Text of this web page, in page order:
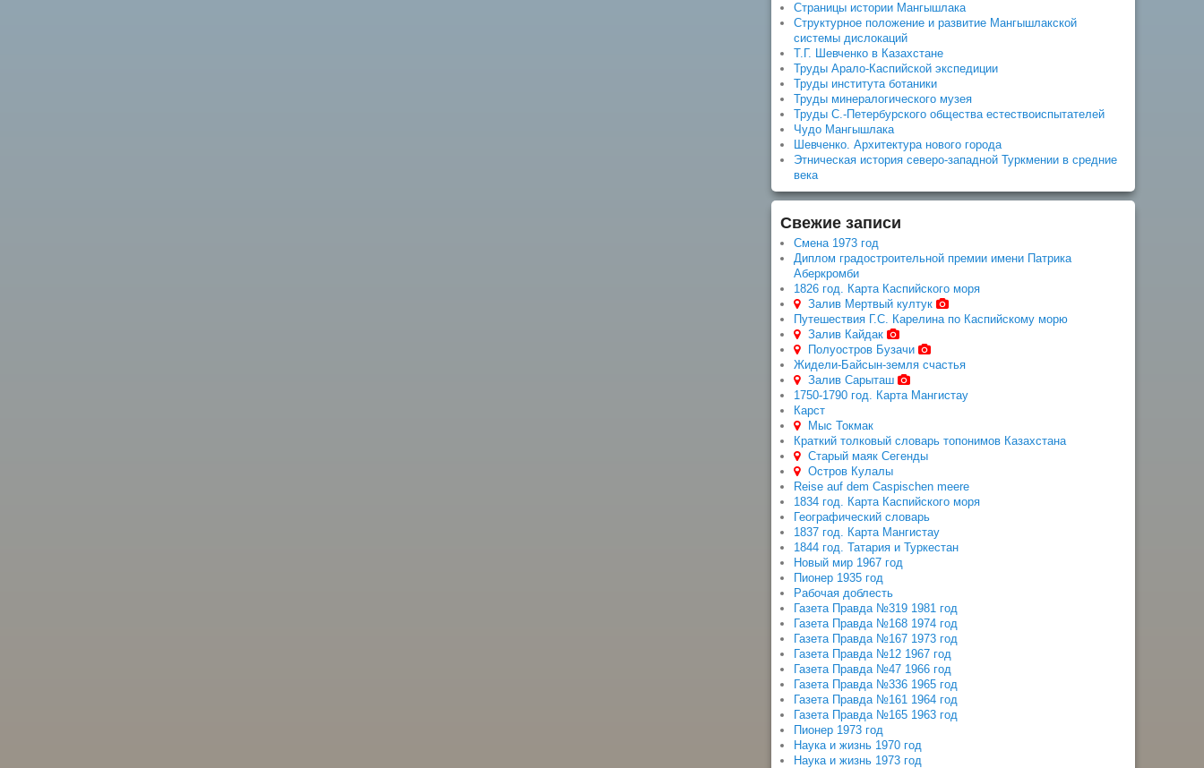
Страницы истории Мангышлака
Структурное положение и развитие Мангышлакской
системы дислокаций
Т.Г. Шевченко в Казахстане
Труды Арало-Каспийской экспедиции
Труды института ботаники
Труды минералогического музея
Труды С.-Петербурского общества естествоиспытателей
Чудо Мангышлака
Шевченко. Архитектура нового города
Этническая история северо-западной Туркмении в средние
века
Свежие записи
Смена 1973 год
Диплом градостроительной премии имени Патрика
Аберкромби
1826 год. Карта Каспийского моря
Залив Мертвый култук
Путешествия Г.С. Карелина по Каспийскому морю
Залив Кайдак
Полуостров Бузачи
Жидели-Байсын-земля счастья
Залив Сарыташ
1750-1790 год. Карта Мангистау
Карст
Мыс Токмак
Краткий толковый словарь топонимов Казахстана
Старый маяк Сегенды
Остров Кулалы
Reise auf dem Caspischen meere
1834 год. Карта Каспийского моря
Географический словарь
1837 год. Карта Мангистау
1844 год. Татария и Туркестан
Новый мир 1967 год
Пионер 1935 год
Рабочая доблесть
Газета Правда №319 1981 год
Газета Правда №168 1974 год
Газета Правда №167 1973 год
Газета Правда №12 1967 год
Газета Правда №47 1966 год
Газета Правда №336 1965 год
Газета Правда №161 1964 год
Газета Правда №165 1963 год
Пионер 1973 год
Наука и жизнь 1970 год
Наука и жизнь 1973 год